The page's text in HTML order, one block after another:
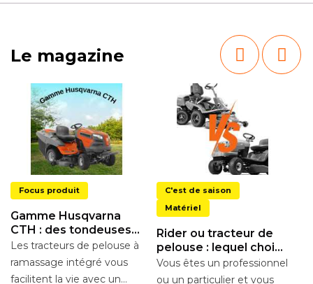
Le magazine
Focus produit
Gamme Husqvarna
CTH : des tondeuses
autoportées à
ramassage intégré
Les tracteurs de pelouse à
ramassage intégré vous
facilitent la vie avec un
C'est de saison
Matériel
Rider ou tracteur de
pelouse : lequel choisir
?
Vous êtes un professionnel
ou un particulier et vous